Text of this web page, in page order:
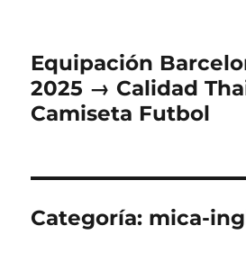
Equipación
2025 → Calidad
Camiseta Futbol
Categoría: mica-